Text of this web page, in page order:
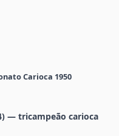
Carioca 1950
— tricampeão carioca